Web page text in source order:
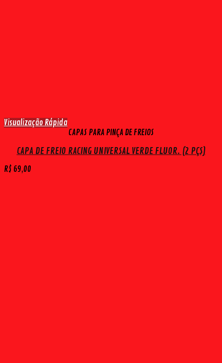
Visualização Rápida
CAPAS PARA PINÇA DE FREIOS
CAPA DE FREIO RACING UNIVERSAL VERDE FLUOR. (2 PÇS)
R$ 69,00